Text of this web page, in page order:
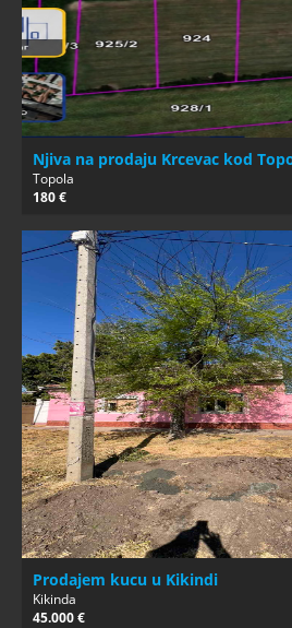
Njiva na prodaju Krcevac kod
Topola
180 €
Prodajem kucu u Kikindi
Kikinda
45.000 €